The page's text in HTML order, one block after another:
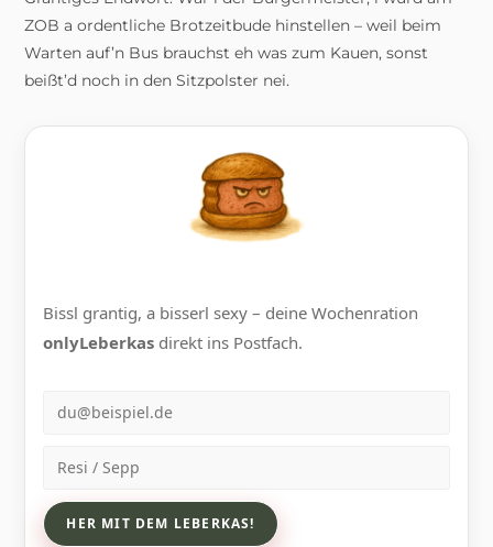
ZOB a ordentliche Brotzeitbude hinstellen – weil beim
Warten auf’n Bus brauchst eh was zum Kauen, sonst
beißt’d noch in den Sitzpolster nei.
Bissl grantig, a bisserl sexy – deine Wochenration
onlyLeberkas direkt ins Postfach.
E-Mail
Name